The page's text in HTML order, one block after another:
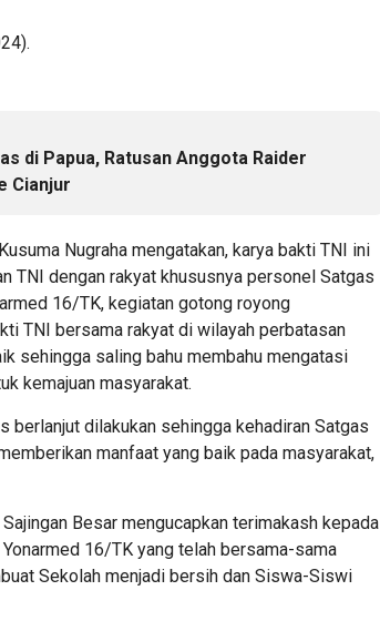
di Papua, Ratusan Anggota Raider
Cianjur
Nugraha mengatakan, karya bakti TNI ini
TNI dengan rakyat khususnya personel Satgas
16/TK, kegiatan gotong royong
TNI bersama rakyat di wilayah perbatasan
sehingga saling bahu membahu mengatasi
kemajuan masyarakat.
berlanjut dilakukan sehingga kehadiran Satgas
manfaat yang baik pada masyarakat,
Besar mengucapkan terimakash kepada
16/TK yang telah bersama-sama
Sekolah menjadi bersih dan Siswa-Siswi